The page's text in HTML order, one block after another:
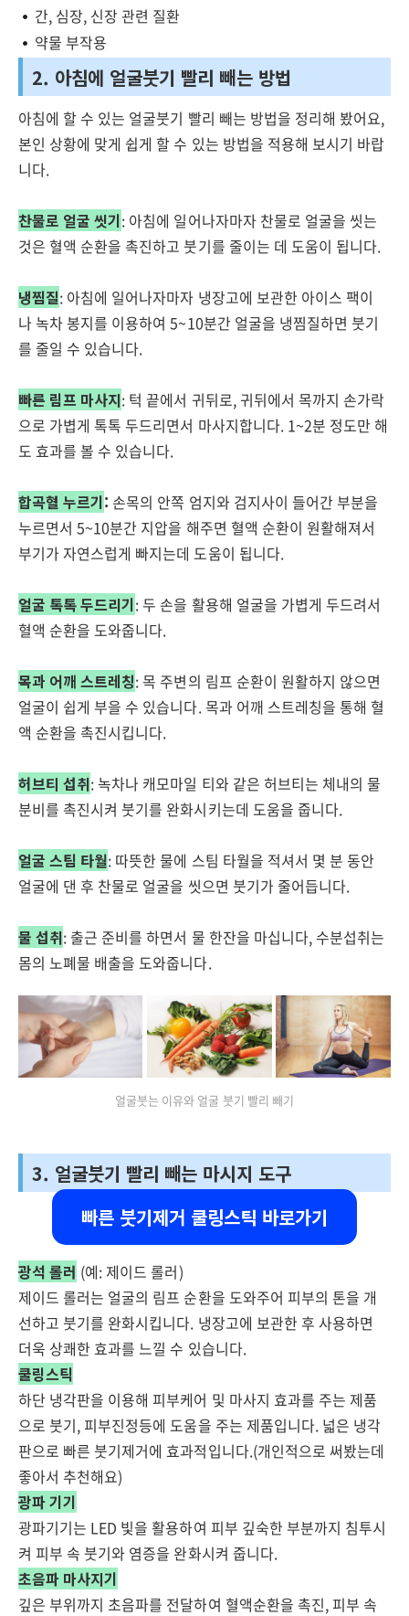
간, 심장, 신장 관련 질환
약물 부작용
2. 아침에 얼굴붓기 빨리 빼는 방법
아침에 할 수 있는 얼굴붓기 빨리 빼는 방법을 정리해 봤어요,
본인 상황에 맞게 쉽게 할 수 있는 방법을 적용해 보시기 바랍
니다.
찬물로 얼굴 씻기: 아침에 일어나자마자 찬물로 얼굴을 씻는
것은 혈액 순환을 촉진하고 붓기를 줄이는 데 도움이 됩니다.
냉찜질: 아침에 일어나자마자 냉장고에 보관한 아이스 팩이
나 녹차 봉지를 이용하여 5~10분간 얼굴을 냉찜질하면 붓기
를 줄일 수 있습니다.
빠른 림프 마사지: 턱 끝에서 귀뒤로, 귀뒤에서 목까지 손가락
으로 가볍게 톡톡 두드리면서 마사지합니다. 1~2분 정도만 해
도 효과를 볼 수 있습니다.
합곡혈 누르기: 손목의 안쪽 엄지와 검지사이 들어간 부분을
누르면서 5~10분간 지압을 해주면 혈액 순환이 원활해져서
부기가 자연스럽게 빠지는데 도움이 됩니다.
얼굴 톡톡 두드리기: 두 손을 활용해 얼굴을 가볍게 두드려서
혈액 순환을 도와줍니다.
목과 어깨 스트레칭: 목 주변의 림프 순환이 원활하지 않으면
얼굴이 쉽게 부을 수 있습니다. 목과 어깨 스트레칭을 통해 혈
액 순환을 촉진시킵니다.
허브티 섭취: 녹차나 캐모마일 티와 같은 허브티는 체내의 물
분비를 촉진시켜 붓기를 완화시키는데 도움을 줍니다.
얼굴 스팀 타월: 따뜻한 물에 스팀 타월을 적셔서 몇 분 동안
얼굴에 댄 후 찬물로 얼굴을 씻으면 붓기가 줄어듭니다.
물 섭취: 출근 준비를 하면서 물 한잔을 마십니다, 수분섭취는
몸의 노폐물 배출을 도와줍니다.
얼굴붓는 이유와 얼굴 붓기 빨리 빼기
3. 얼굴붓기 빨리 빼는 마시지 도구
빠른 붓기제거 쿨링스틱 바로가기
광석 롤러 (예: 제이드 롤러)
제이드 롤러는 얼굴의 림프 순환을 도와주어 피부의 톤을 개
선하고 붓기를 완화시킵니다. 냉장고에 보관한 후 사용하면
더욱 상쾌한 효과를 느낄 수 있습니다.
쿨링스틱
하단 냉각판을 이용해 피부케어 및 마사지 효과를 주는 제품
으로 붓기, 피부진정등에 도움을 주는 제품입니다. 넓은 냉각
판으로 빠른 붓기제거에 효과적입니다.(개인적으로 써봤는데
좋아서 추천해요)
광파 기기
광파기기는 LED 빛을 활용하여 피부 깊숙한 부분까지 침투시
켜 피부 속 붓기와 염증을 완화시켜 줍니다.
초음파 마사지기
깊은 부위까지 초음파를 전달하여 혈액순환을 촉진, 피부 속